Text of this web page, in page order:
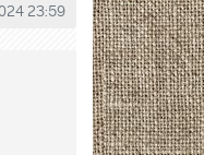
23:59